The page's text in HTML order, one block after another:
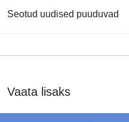
Seotud uudised puuduvad
Vaata lisaks